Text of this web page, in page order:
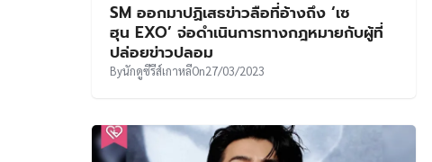
SM ออกมาปฏิเสธข่าวลือที่อ้างถึง ‘เซ
ฮุน EXO’ จ่อดำเนินการทางกฎหมายกับผู้ที่
ปล่อยข่าวปลอม
Byนักดูซีรีส์เกาหลีOn27/03/2023